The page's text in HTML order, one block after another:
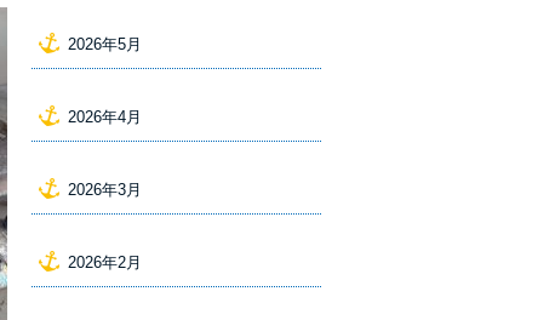
2026年5月
2026年4月
2026年3月
2026年2月